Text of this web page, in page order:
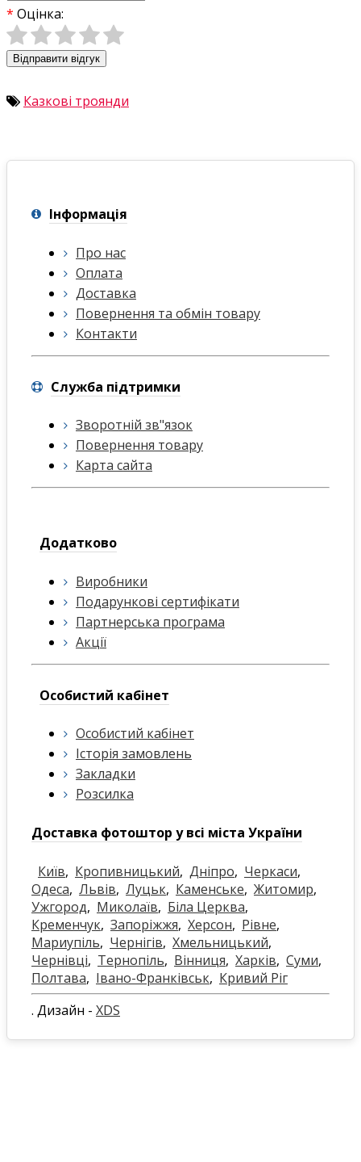
Оцінка:
Відправити відгук
Казкові троянди
Інформація
Про нас
Оплата
Доставка
Повернення та обмін товару
Контакти
Служба підтримки
Зворотній зв"язок
Повернення товару
Карта сайта
Додатково
Виробники
Подарункові сертифікати
Партнерська програма
Акції
Особистий кабінет
Особистий кабінет
Історія замовлень
Закладки
Розсилка
Доставка фотоштор у всі міста України
Київ, Кропивницький, Дніпро, Черкаси,
Одеса, Львів, Луцьк, Каменське, Житомир,
Ужгород, Миколаїв, Біла Церква,
Кременчук, Запоріжжя, Херсон, Рівне,
Мариупіль, Чернігів, Хмельницький,
Чернівці, Тернопіль, Вінниця, Харків, Суми,
Полтава, Івано-Франківськ, Кривий Ріг
. Дизайн - XDS